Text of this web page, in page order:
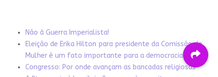
Não à Guerra Imperialista!
Eleição de Erika Hilton para presidente da Comissão da
Mulher é um fato importante para a democracia
Congresso: Por onde avançam as bancadas religiosas